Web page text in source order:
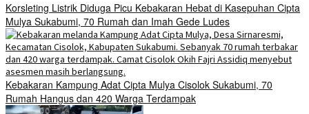
Korsleting Listrik Diduga Picu Kebakaran Hebat di Kasepuhan Cipta
Mulya Sukabumi, 70 Rumah dan Imah Gede Ludes
Kebakaran Kampung Adat Cipta Mulya Cisolok Sukabumi, 70
Rumah Hangus dan 420 Warga Terdampak